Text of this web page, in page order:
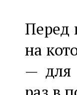
Перед
на
— для